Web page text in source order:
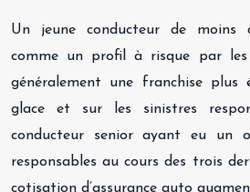
Un jeune conducteur de moins
comme un profil à risque par les
généralement une franchise plus
glace et sur les sinistres
conducteur senior ayant eu un
responsables au cours des trois
cotisation d’assurance auto